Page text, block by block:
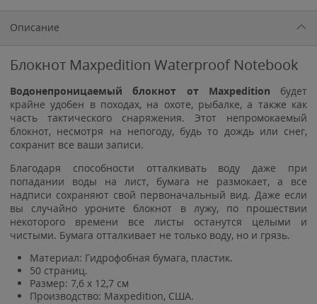
Описание
Блокнот Maxpedition Waterproof Notebook
Водонепроницаемый блокнот от Maxpedition будет
крайне удобен в походах, на охоте, рыбалке, а также как
часть тактического снаряжения. Этот непромокаемый
блокнот, несмотря на непогоду, будь то дождь или снег,
сохранит все ваши записи.
Благодаря способности отталкивать воду даже при
попадании воды на лист, бумага не размокает, а все
надписи сохраняют свой первоначальный вид. Даже если
вы случайно уроните блокнот в лужу, по прошествии
некоторого времени все листы останутся целыми и
чистыми. Бумага отталкивает не только воду, но и грязь.
Материал: Гидрофобная бумага, пластик.
50 страниц.
Размер: 7,6 x 12,7 см
Производство: Maxpedition, США.